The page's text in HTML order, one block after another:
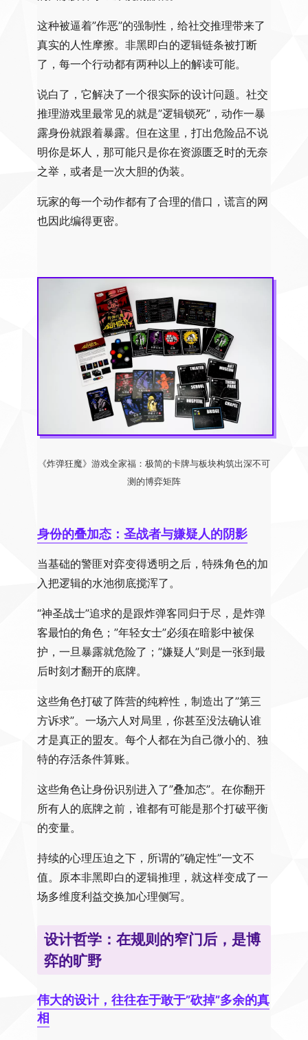
这种被逼着”作恶”的强制性，给社交推理带来了
真实的人性摩擦。非黑即白的逻辑链条被打断
了，每一个行动都有两种以上的解读可能。
说白了，它解决了一个很实际的设计问题。社交
推理游戏里最常见的就是”逻辑锁死”，动作一暴
露身份就跟着暴露。但在这里，打出危险品不说
明你是坏人，那可能只是你在资源匮乏时的无奈
之举，或者是一次大胆的伪装。
玩家的每一个动作都有了合理的借口，谎言的网
也因此编得更密。
《炸弹狂魔》游戏全家福：极简的卡牌与板块构筑出深不可
测的博弈矩阵
身份的叠加态：圣战者与嫌疑人的阴影
当基础的警匪对弈变得透明之后，特殊角色的加
入把逻辑的水池彻底搅浑了。
“神圣战士”追求的是跟炸弹客同归于尽，是炸弹
客最怕的角色；”年轻女士”必须在暗影中被保
护，一旦暴露就危险了；”嫌疑人”则是一张到最
后时刻才翻开的底牌。
这些角色打破了阵营的纯粹性，制造出了”第三
方诉求”。一场六人对局里，你甚至没法确认谁
才是真正的盟友。每个人都在为自己微小的、独
特的存活条件算账。
这些角色让身份识别进入了”叠加态”。在你翻开
所有人的底牌之前，谁都有可能是那个打破平衡
的变量。
持续的心理压迫之下，所谓的”确定性”一文不
值。原本非黑即白的逻辑推理，就这样变成了一
场多维度利益交换加心理侧写。
设计哲学：在规则的窄门后，是博
弈的旷野
伟大的设计，往往在于敢于”砍掉”多余的真
相